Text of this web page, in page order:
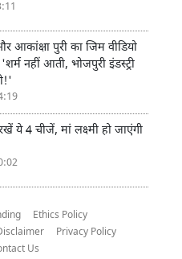
आकांक्षा पुरी का जिम वीडियो
नहीं आती, भोजपुरी इंडस्ट्री
4 चीजें, मां लक्ष्मी हो जाएंगी
Ethics Policy
Privacy Policy
Us